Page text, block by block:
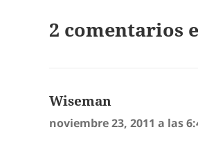
2 comentarios
Wiseman
noviembre 23, 2011 a las